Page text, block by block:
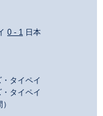
0 - 1 日本
タイペイ
タイペイ